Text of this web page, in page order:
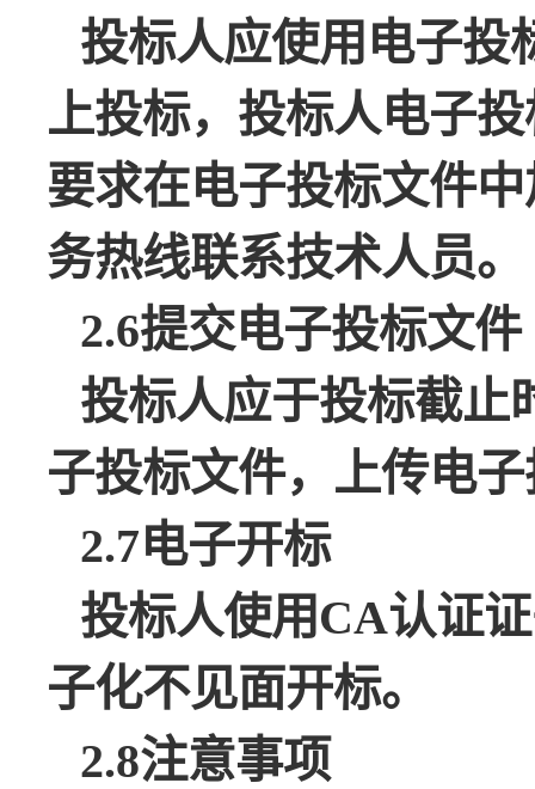
投标人应使用电子投
上投标，投标人电子
要求在电子投标文件
务热线联系技术人员。
2.6提交电子投标文件
投标人应于投标截止
子投标文件，上传电
2.7电子开标
投标人使用 CA认证
子化不见面开标。
2.8注意事项